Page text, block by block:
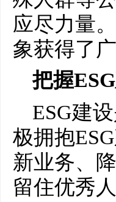
应尽力量
象获得了
把握
ESG建
极拥抱
新业务、
留住优秀